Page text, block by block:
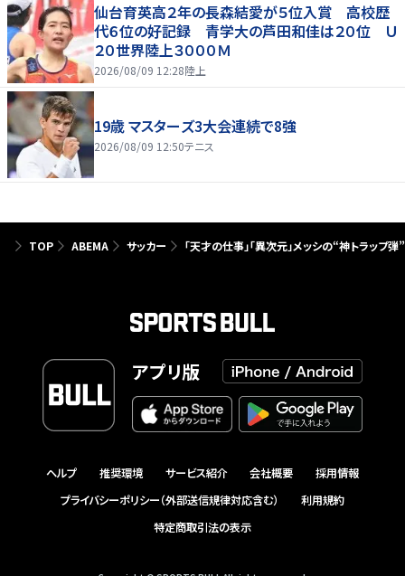
仙台育英高２年の長森結愛が５位入賞 高校歴
代６位の好記録 青学大の芦田和佳は２０位 Ｕ
２０世界陸上３０００Ｍ
2026/08/09 12:28陸上
19歳 マスターズ3大会連続で8強
2026/08/09 12:50テニス
TOP ABEMA サッカー 「天才の仕事」「異次元」メッシの“神トラップ
アプリ版
ヘルプ 推奨環境 サービス紹介 会社概要
採用情報
プライバシーポリシー（外部送信規律対応含む）
利用規約
特定商取引法の表示